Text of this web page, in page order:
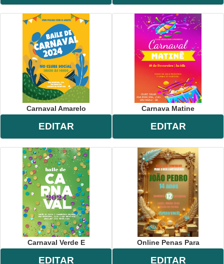
Carnaval Amarelo
EDITAR
Carnava Matine
EDITAR
Carnaval Verde E
EDITAR
Online Penas Para
EDITAR